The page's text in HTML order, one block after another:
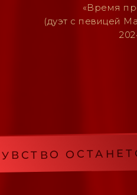
«Время
(дуэт с певицей